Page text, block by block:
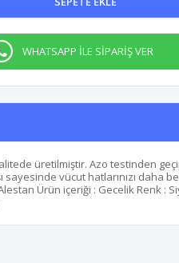
WHATSAPP İLE SİPARİŞ VER
üretilmiştir. Azo testinden
sayesinde vücut hatlarınızı daha
Ürün içeriği : Gecelik Renk :